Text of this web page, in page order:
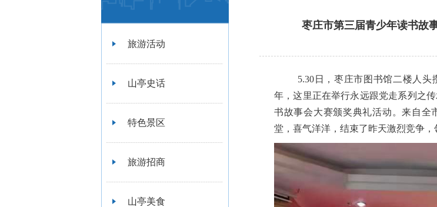
旅游活动
山亭史话
特色景区
旅游招商
山亭美食
枣庄市第三届青少年读书故
5.30日，枣庄市图书馆二楼人头
年，这里正在举行永远跟党走系列之
书故事会大赛颁奖典礼活动。来自全
堂，喜气洋洋，结束了昨天激烈竞争